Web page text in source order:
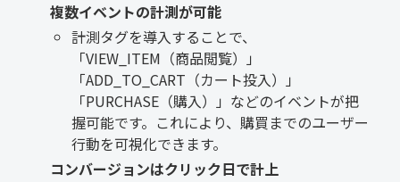
複数イベントの計測が可能
計測タグを導入することで、
「VIEW_ITEM（商品閲覧）」
「ADD_TO_CART（カート投入）」
「PURCHASE（購入）」などのイベントが把
握可能です。これにより、購買までのユーザー
行動を可視化できます。
コンバージョンはクリック日で計上